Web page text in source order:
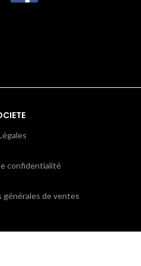
confidentialité
générales de ventes